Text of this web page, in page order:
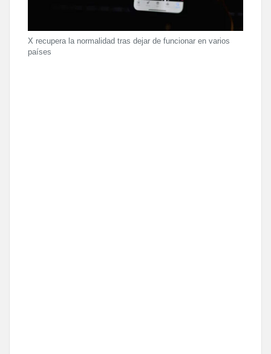
X recupera la normalidad tras dejar de funcionar en varios
países